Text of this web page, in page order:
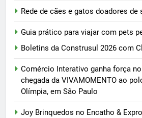
Rede de cães e gatos doadores de
Guia prático para viajar com pets
Boletins da Construsul 2026 com
Comércio Interativo ganha força
chegada da VIVAMOMENTO ao
Olímpia, em São Paulo
Joy Brinquedos no Encatho &